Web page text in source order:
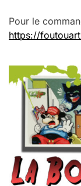
Pour le
https://